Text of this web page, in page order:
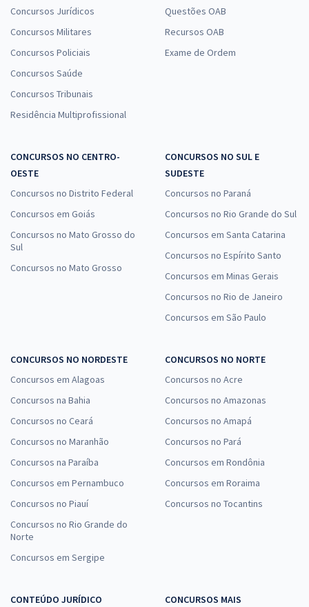
Concursos Jurídicos
Concursos Militares
Concursos Policiais
Concursos Saúde
Concursos Tribunais
Residência Multiprofissional
Questões OAB
Recursos OAB
Exame de Ordem
CONCURSOS NO CENTRO-
OESTE
Concursos no Distrito Federal
Concursos em Goiás
Concursos no Mato Grosso do
Sul
Concursos no Mato Grosso
CONCURSOS NO SUL E
SUDESTE
Concursos no Paraná
Concursos no Rio Grande do Sul
Concursos em Santa Catarina
Concursos no Espírito Santo
Concursos em Minas Gerais
Concursos no Rio de Janeiro
Concursos em São Paulo
CONCURSOS NO NORDESTE
Concursos em Alagoas
Concursos na Bahia
Concursos no Ceará
Concursos no Maranhão
Concursos na Paraíba
Concursos em Pernambuco
Concursos no Piauí
Concursos no Rio Grande do
Norte
Concursos em Sergipe
CONCURSOS NO NORTE
Concursos no Acre
Concursos no Amazonas
Concursos no Amapá
Concursos no Pará
Concursos em Rondônia
Concursos em Roraima
Concursos no Tocantins
CONTEÚDO JURÍDICO
CONCURSOS MAIS